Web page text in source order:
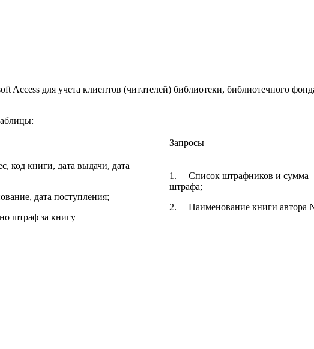
Access для учета клиентов (читателей) библиотеки, библиотечного
Запросы
код книги, дата выдачи, дата
дата поступления;
штраф за книгу
1.
Список штрафников и сумма
штрафа;
2.
Наименование книги автора